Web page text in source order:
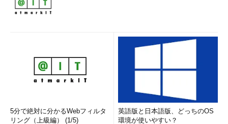
なおCD／DVDドライブに書き込み可能メディアを挿入した後
込みたいファイルをドラッグ＆ドロップしてもよい。この場合、
［ディスクの書き込み］ウィザードは起動せず、「CD/DVDプレ
イヤーで使用する（マスタ）」形式で書き込まれる。
5分で絶対に分かるWebフィルタ
リング（上級編） (1/5)
英語版と日本語版、どっちのOS
環境が使いやすい？